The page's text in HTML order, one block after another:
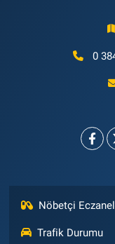
0
Nöbetçi
Trafik Durumu